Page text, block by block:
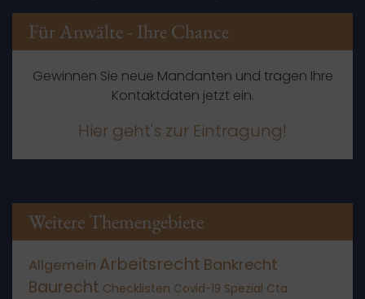
Für Anwälte - Ihre Chance
Gewinnen Sie neue Mandanten und tragen Ihre
Kontaktdaten jetzt ein.
Hier geht's zur Eintragung!
Weitere Themengebiete
Allgemein Arbeitsrecht Bankrecht
Baurecht Checklisten Covid-19 Spezial Cta